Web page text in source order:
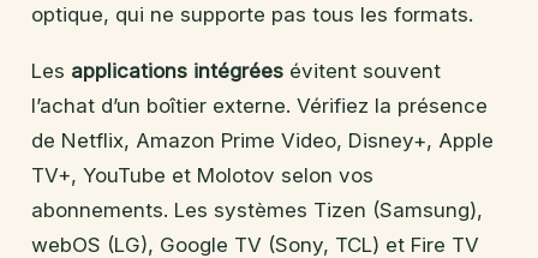
optique, qui ne supporte pas tous les formats.
Les applications intégrées évitent souvent
l’achat d’un boîtier externe. Vérifiez la présence
de Netflix, Amazon Prime Video, Disney+, Apple
TV+, YouTube et Molotov selon vos
abonnements. Les systèmes Tizen (Samsung),
webOS (LG), Google TV (Sony, TCL) et Fire TV